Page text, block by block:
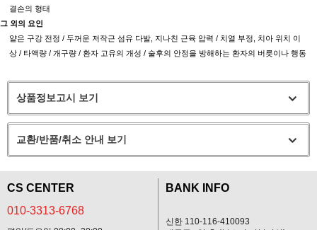
결손의 형태
그 외의 요인
얕은 구강 전정 / 두꺼운 저작근 섬유 다발 지나친 근육 압력 / 치열 부정
치아 위치 이
상 / 타액량 / 개구량 / 환자 고유의 개성 / 술후의 안정을 방해하는 환자의 버릇이나 행동
상품정보고시 보기
교환/반품/취소 안내 보기
CS CENTER
010-3313-6768
BANK INFO
신한 110-116-410093